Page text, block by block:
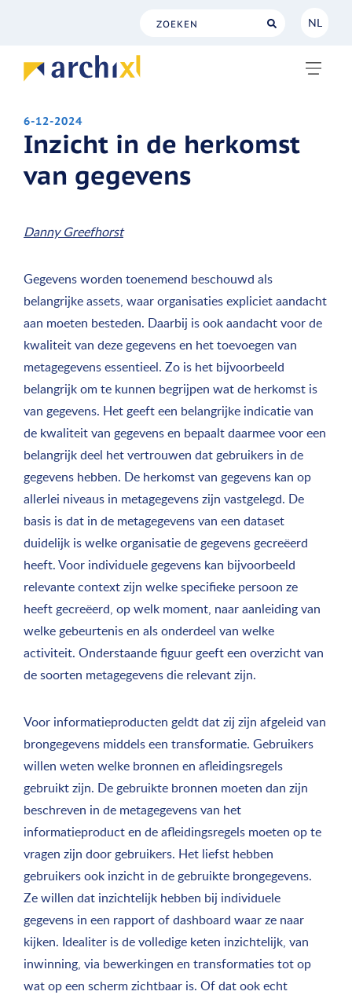
NL
6-12-2024
Inzicht in de herkomst
van gegevens
Danny Greefhorst
Gegevens worden toenemend beschouwd als
belangrijke assets, waar organisaties expliciet aandacht
aan moeten besteden. Daarbij is ook aandacht voor de
kwaliteit van deze gegevens en het toevoegen van
metagegevens essentieel. Zo is het bijvoorbeeld
belangrijk om te kunnen begrijpen wat de herkomst is
van gegevens. Het geeft een belangrijke indicatie van
de kwaliteit van gegevens en bepaalt daarmee voor een
belangrijk deel het vertrouwen dat gebruikers in de
gegevens hebben. De herkomst van gegevens kan op
allerlei niveaus in metagegevens zijn vastgelegd. De
basis is dat in de metagegevens van een dataset
duidelijk is welke organisatie de gegevens gecreëerd
heeft. Voor individuele gegevens kan bijvoorbeeld
relevante context zijn welke specifieke persoon ze
heeft gecreëerd, op welk moment, naar aanleiding van
welke gebeurtenis en als onderdeel van welke
activiteit. Onderstaande figuur geeft een overzicht van
de soorten metagegevens die relevant zijn.
Voor informatieproducten geldt dat zij zijn afgeleid van
brongegevens middels een transformatie. Gebruikers
willen weten welke bronnen en afleidingsregels
gebruikt zijn. De gebruikte bronnen moeten dan zijn
beschreven in de metagegevens van het
informatieproduct en de afleidingsregels moeten op te
vragen zijn door gebruikers. Het liefst hebben
gebruikers ook inzicht in de gebruikte brongegevens.
Ze willen dat inzichtelijk hebben bij individuele
gegevens in een rapport of dashboard waar ze naar
kijken. Idealiter is de volledige keten inzichtelijk, van
inwinning, via bewerkingen en transformaties tot op
wat op een scherm zichtbaar is. Of dat ook echt